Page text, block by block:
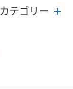
テゴリー